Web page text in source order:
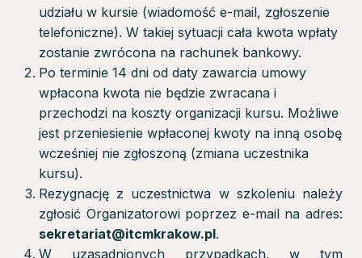
udziału w kursie (wiadomość e-mail, zgłoszenie
telefoniczne). W takiej sytuacji cała kwota wpłaty
zostanie zwrócona na rachunek bankowy.
Po terminie 14 dni od daty zawarcia umowy
wpłacona kwota nie będzie zwracana i
przechodzi na koszty organizacji kursu. Możliwe
jest przeniesienie wpłaconej kwoty na inną osobę
wcześniej nie zgłoszoną (zmiana uczestnika
kursu).
Rezygnację z uczestnictwa w szkoleniu należy
zgłosić Organizatorowi poprzez e-mail na adres:
sekretariat@itcmkrakow.pl.
W uzasadnionych przypadkach, w tym